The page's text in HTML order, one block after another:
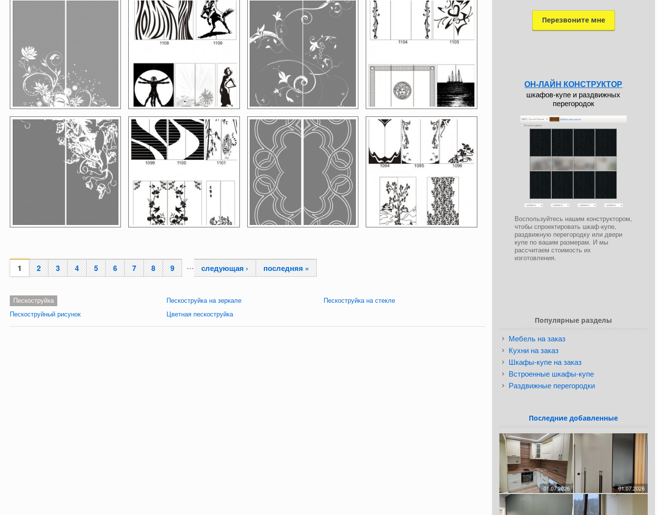
Страницы
1 2 3 4 5 6 7 8 9 … следующая › последняя »
Пескоструйка Пескоструйка на зеркале
Пескоструйка на стекле
Пескоструйный рисунок
Цветная пескоструйка
ОН-ЛАЙН КОНСТРУКТОР
шкафов-купе и раздвижных
перегородок
Воспользуйтесь нашим конструктором,
чтобы спроектировать шкаф-купе,
раздвижную перегородку или двери
купе по вашим размерам. И мы
рассчитаем стоимость их
изготовления.
Популярные разделы
Мебель на заказ
Кухни на заказ
Шкафы-купе на заказ
Встроенные шкафы-купе
Раздвижные перегородки
Последние добавленные
01.07.2026 01.07.2026